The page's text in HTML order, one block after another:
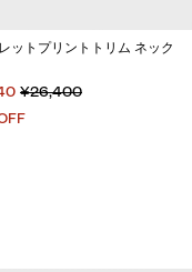
ットプリントトリム ネック
¥26,400